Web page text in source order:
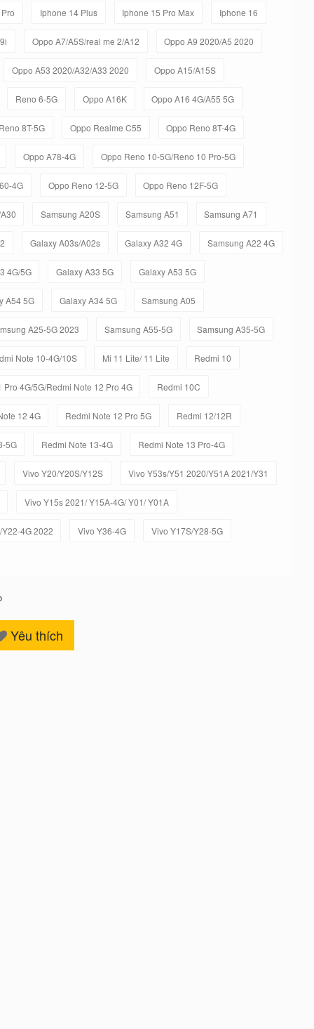
Iphone 14 Plus Iphone 15 Pro Max Iphone 16
Oppo A7/A5S/real me 2/A12 Oppo A9 2020/A5 2020
Oppo A53 2020/A32/A33 2020 Oppo A15/A15S
Reno 6-5G Oppo A16K Oppo A16 4G/A55 5G
8T-5G Oppo Realme C55 Oppo Reno 8T-4G
Oppo A78-4G Oppo Reno 10-5G/Reno 10 Pro-5G
4G Oppo Reno 12-5G Oppo Reno 12F-5G
Samsung A20S Samsung A51 Samsung A71
Galaxy A03s/A02s Galaxy A32 4G Samsung A22 4G
4G/5G Galaxy A33 5G Galaxy A53 5G
A54 5G Galaxy A34 5G Samsung A05
A25-5G 2023 Samsung A55-5G Samsung A35-5G
Note 10-4G/10S Mi 11 Lite/ 11 Lite Redmi 10
Pro 4G/5G/Redmi Note 12 Pro 4G Redmi 10C
12 4G Redmi Note 12 Pro 5G Redmi 12/12R
5G Redmi Note 13-4G Redmi Note 13 Pro-4G
Vivo Y20/Y20S/Y12S Vivo Y53s/Y51 2020/Y51A 2021/Y31
Vivo Y15s 2021/ Y15A-4G/ Y01/ Y01A
4G 2022 Vivo Y36-4G Vivo Y17S/Y28-5G
Yêu thích